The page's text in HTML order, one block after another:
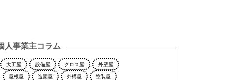
人事業主コラム
大工屋 設備屋 クロス屋
外壁屋
屋根屋
造園屋 外構屋
塗装屋